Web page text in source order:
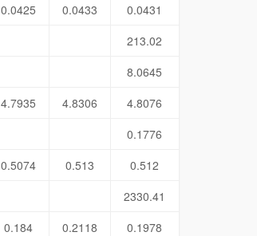
0.0425 0.0433
0.0431
213.02
8.0645
4.7935 4.8306
4.8076
0.1776
0.5074 0.513
0.512
2330.41
0.184 0.2118
0.1978